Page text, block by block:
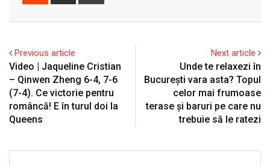
Previous article
Video | Jaqueline Cristian
– Qinwen Zheng 6-4, 7-6
(7-4). Ce victorie pentru
româncă! E în turul doi la
Queens
Next article
Unde te relaxezi în
București vara asta? Topul
celor mai frumoase
terase și baruri pe care nu
trebuie să le ratezi